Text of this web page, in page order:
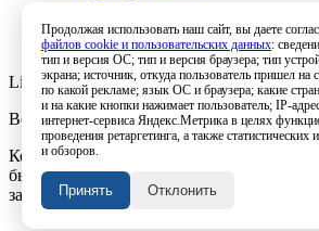
Lirapack ©2026 Все права защищены.
Все торговые марки принадлежат их
Копирование составляющих частей
было форме без разрешения владельца
запрещено
Продолжая использовать наш сайт, вы даете
файлов cookie и пользовательских данных:
тип и версия ОС; тип и версия браузера; тип
экрана; источник, откуда пользователь пришел на
по какой рекламе; язык ОС и браузера; какие
и на какие кнопки нажимает пользователь; IP-
интернет-сервиса Яндекс.Метрика в целях
проведения ретаргетинга, а также статистических
и обзоров.
Принять Отклонить